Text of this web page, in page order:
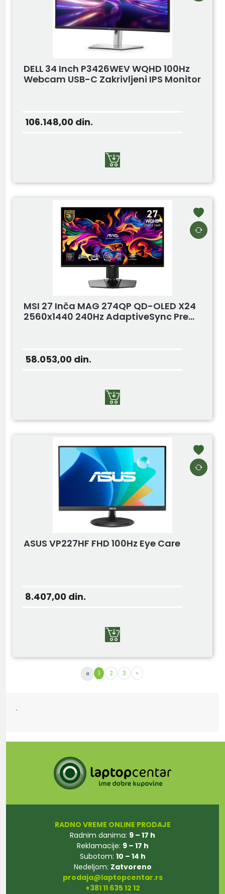
DELL 34 Inch P3426WEV WQHD 100Hz
Webcam USB-C Zakrivljeni IPS Monitor
106.148,00 din.
MSI 27 Inča MAG 274QP QD-OLED X24
2560x1440 240Hz AdaptiveSync Pre...
58.053,00 din.
ASUS VP227HF FHD 100Hz Eye Care
8.407,00 din.
« 1 2 3 »
.
RADNO VREME ONLINE PRODAJE
Radnim danima: 9 – 17 h
Reklamacije: 9 – 17 h
Subotom: 10 – 14 h
Nedeljom: Zatvoreno
prodaja@laptopcentar.rs
+381 11 635 12 12